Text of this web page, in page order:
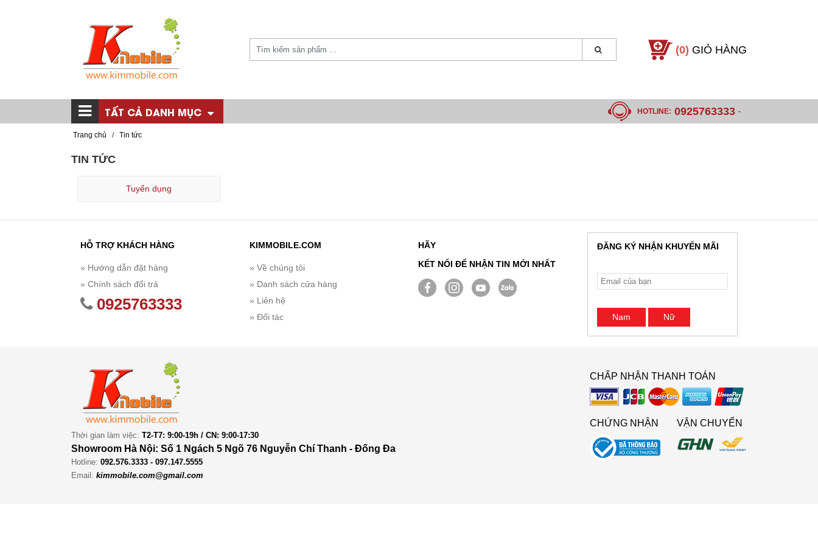
(0) GIỎ HÀNG
TẤT CẢ DANH MỤC HOTLINE: 0925763333 -
Trang chủ / Tin tức
TIN TỨC
Tuyển dụng
HỖ TRỢ KHÁCH HÀNG
» Hướng dẫn đặt hàng
» Chính sách đổi trả
0925763333
KIMMOBILE.COM
» Về chúng tôi
» Danh sách cửa hàng
» Liên hệ
» Đối tác
HÃY
KẾT NỐI ĐỂ NHẬN TIN MỚI NHẤT
ĐĂNG KÝ NHẬN KHUYẾN MÃI
Nam Nữ
Thời gian làm việc: T2-T7: 9:00-19h / CN: 9:00-17:30
Showroom Hà Nội: Số 1 Ngách 5 Ngõ 76 Nguyễn Chí Thanh - Đống Đa
Hotline: 092.576.3333 - 097.147.5555
Email: kimmobile.com@gmail.com
CHẤP NHẬN THANH TOÁN
VẬN CHUYỂN
CHỨNG NHẬN